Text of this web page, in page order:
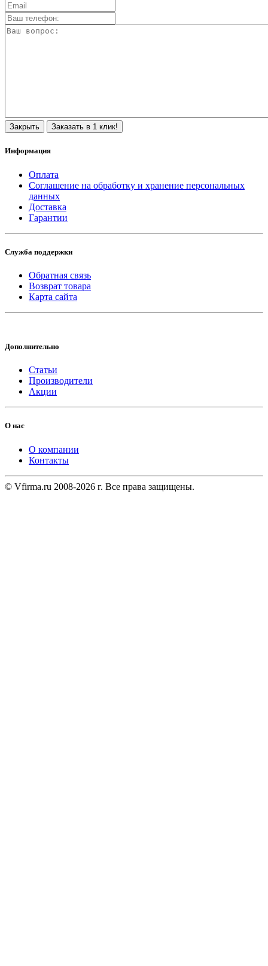
Закрыть Заказать в 1 клик!
Информация
Оплата
Соглашение на обработку и хранение персональных
данных
Доставка
Гарантии
Служба поддержки
Обратная связь
Возврат товара
Карта сайта
Дополнительно
Статьи
Производители
Акции
О нас
О компании
Контакты
© Vfirma.ru 2008-2026 г. Все права защищены.